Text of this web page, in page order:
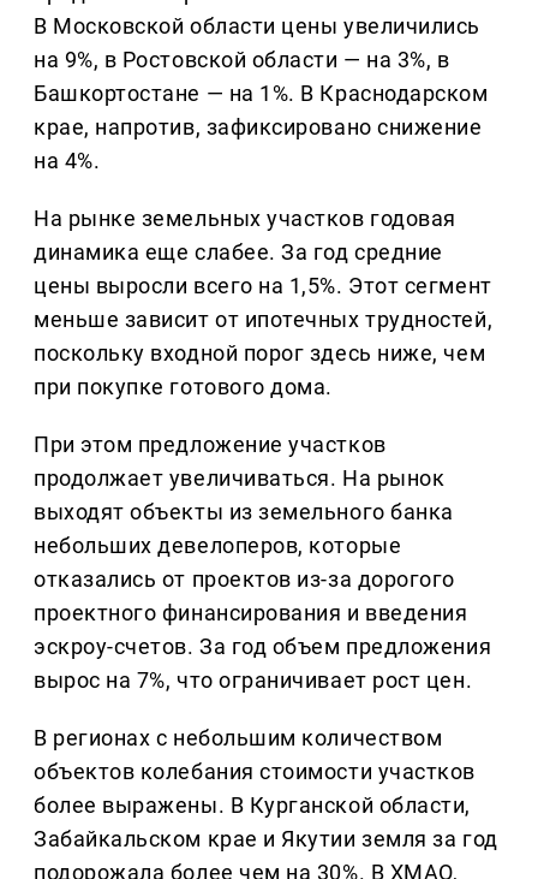
В Московской области цены увеличились
на 9%, в Ростовской области — на 3%, в
Башкортостане — на 1%. В Краснодарском
крае, напротив, зафиксировано снижение
на 4%.
На рынке земельных участков годовая
динамика еще слабее. За год средние
цены выросли всего на 1,5%. Этот сегмент
меньше зависит от ипотечных трудностей,
поскольку входной порог здесь ниже, чем
при покупке готового дома.
При этом предложение участков
продолжает увеличиваться. На рынок
выходят объекты из земельного банка
небольших девелоперов, которые
отказались от проектов из-за дорогого
проектного финансирования и введения
эскроу-счетов. За год объем предложения
вырос на 7%, что ограничивает рост цен.
В регионах с небольшим количеством
объектов колебания стоимости участков
более выражены. В Курганской области,
Забайкальском крае и Якутии земля за год
подорожала более чем на 30%. В ХМАО,